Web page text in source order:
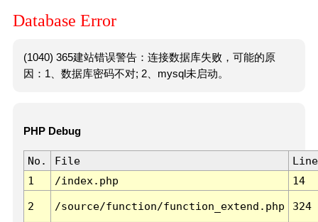
Database Error
(1040) 365建站错误警告：连接数据库失败，可能的原
因：1、数据库密码不对; 2、mysql未启动。
PHP Debug
No. File
Line
1
/index.php 14
2 /source/function/function_extend.php 324